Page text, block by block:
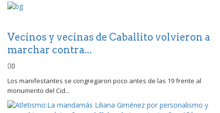
Vecinos y vecinas de Caballito volvieron a
marchar contra...
0
Los manifestantes se congregaron poco antes de las 19 frente al
monumento del Cid...